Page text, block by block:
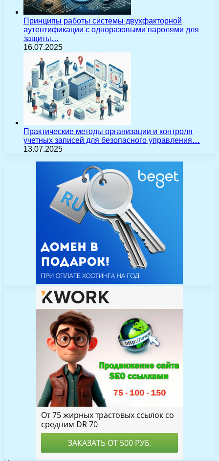
Принципы работы системы двухфакторной
аутентификации с одноразовыми паролями для
защиты…
16.07.2025
Практические методы организации и контроля
учетных записей для безопасного управления…
13.07.2025